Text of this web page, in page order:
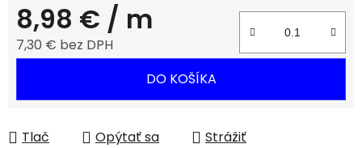
8,98 € / m
7,30 € bez DPH
DO KOŠÍKA
Tlač Opýtať sa Strážiť